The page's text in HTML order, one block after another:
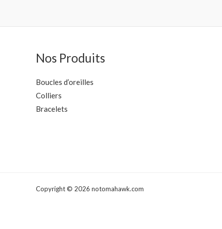
Nos Produits
Boucles d’oreilles
Colliers
Bracelets
Copyright © 2026 notomahawk.com